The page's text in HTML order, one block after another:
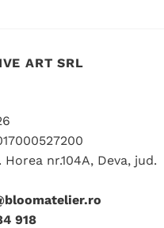
ART SRL
nr.104A, Deva, jud.
918